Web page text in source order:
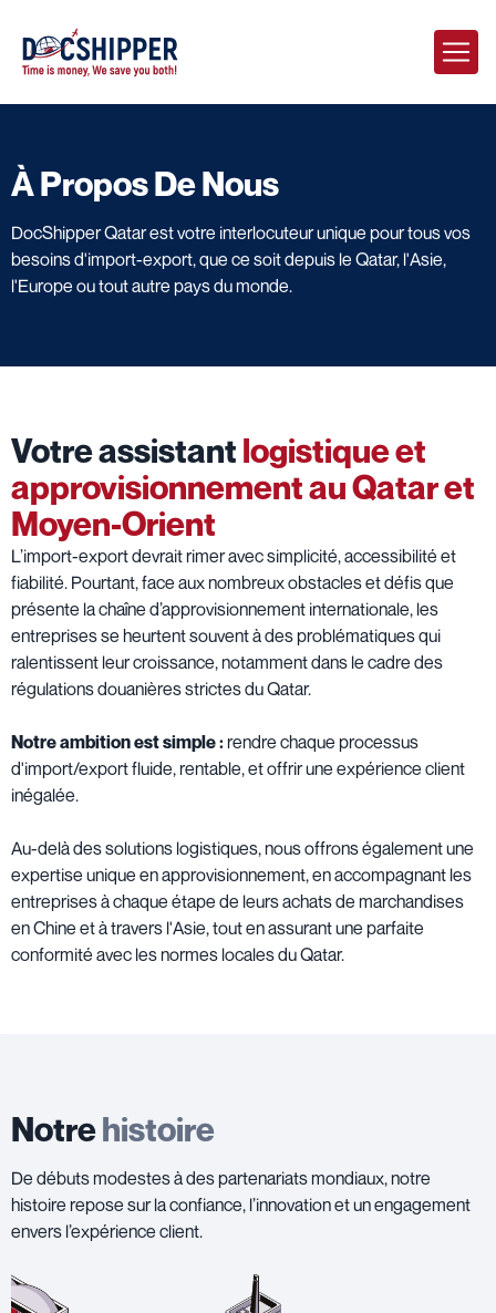
À Propos De Nous
DocShipper Qatar est votre interlocuteur unique pour tous vos
besoins d'import-export, que ce soit depuis le Qatar, l'Asie,
l'Europe ou tout autre pays du monde.
Votre assistantlogistique et
approvisionnement au Qatar et
Moyen-Orient
L’import-export devrait rimer avec simplicité, accessibilité et
fiabilité. Pourtant, face aux nombreux obstacles et défis que
présente la chaîne d’approvisionnement internationale, les
entreprises se heurtent souvent à des problématiques qui
ralentissent leur croissance, notamment dans le cadre des
régulations douanières strictes du Qatar.
Notre ambition est simple :rendre chaque processus
d'import/export fluide, rentable, et offrir une expérience client
inégalée.
Au-delà des solutions logistiques, nous offrons également une
expertise unique en approvisionnement, en accompagnant les
entreprises à chaque étape de leurs achats de marchandises
en Chine et à travers l'Asie, tout en assurant une parfaite
conformité avec les normes locales du Qatar.
Notrehistoire
De débuts modestes à des partenariats mondiaux, notre
histoire repose sur la confiance, l’innovation et un engagement
envers l’expérience client.